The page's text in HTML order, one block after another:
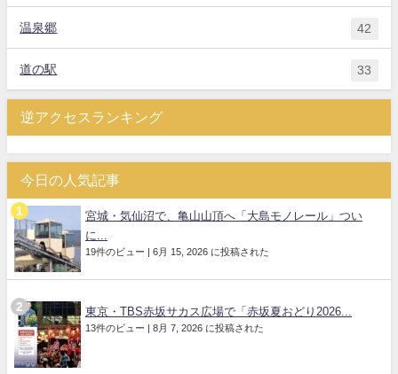
温泉郷 42
道の駅 33
逆アクセスランキング
今日の人気記事
宮城・気仙沼で、亀山山頂へ「大島モノレール」つい
に...
19件のビュー 6月 15, 2026 に投稿された
東京・TBS赤坂サカス広場で「赤坂夏おどり2026...
13件のビュー 8月 7, 2026 に投稿された